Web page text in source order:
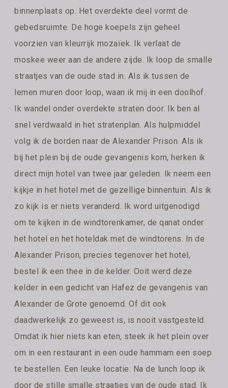
binnenplaats op. Het overdekte deel vormt de
gebedsruimte. De hoge koepels zijn geheel
voorzien van kleurrijk mozaïek. Ik verlaat de
moskee weer aan de andere zijde. Ik loop de smalle
straatjes van de oude stad in. Als ik tussen de
lemen muren door loop, waan ik mij in een doolhof.
Ik wandel onder overdekte straten door. Ik ben al
snel verdwaald in het stratenplan. Als hulpmiddel
volg ik de borden naar de Alexander Prison. Als ik
bij het plein bij de oude gevangenis kom, herken ik
direct mijn hotel van twee jaar geleden. Ik neem een
kijkje in het hotel met de gezellige binnentuin. Als ik
zo kijk is er niets veranderd. Ik word uitgenodigd
om te kijken in de windtorenkamer, de qanat onder
het hotel en het hoteldak met de windtorens. In de
Alexander Prison, precies tegenover het hotel,
bestel ik een thee in de kelder. Ooit werd deze
kelder in een gedicht van Hafez de gevangenis van
Alexander de Grote genoemd. Of dit ook
daadwerkelijk zo geweest is, is nooit vastgesteld.
Omdat ik hier niets kan eten, steek ik het plein over
om in een restaurant in een oude hammam een soep
te bestellen. Een leuke locatie. Na de lunch loop ik
door de stille smalle straatjes van de oude stad. Ik